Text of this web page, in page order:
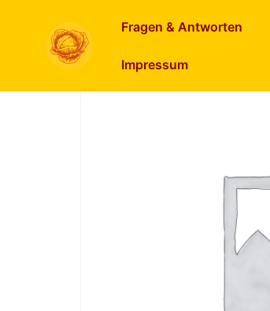
Fragen & Antworten
Impressum